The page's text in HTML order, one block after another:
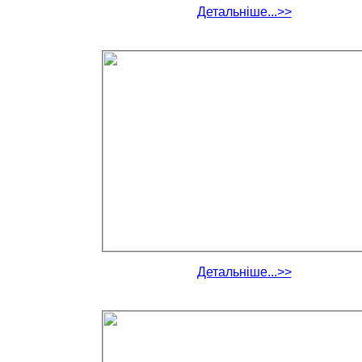
Детальніше...>>
Детальніше...>>